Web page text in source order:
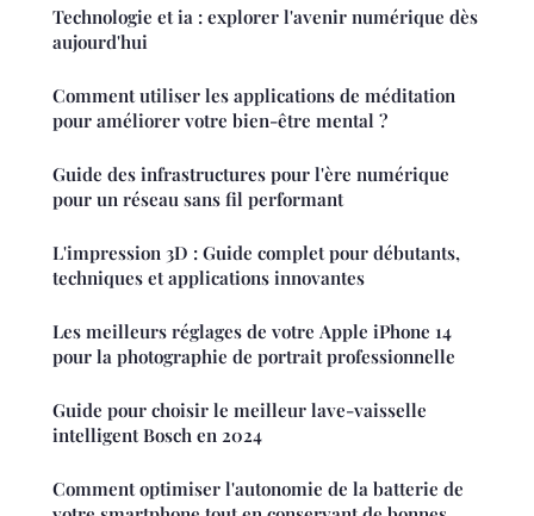
Technologie et ia : explorer l'avenir numérique dès
aujourd'hui
Comment utiliser les applications de méditation
pour améliorer votre bien-être mental ?
Guide des infrastructures pour l'ère numérique
pour un réseau sans fil performant
L'impression 3D : Guide complet pour débutants,
techniques et applications innovantes
Les meilleurs réglages de votre Apple iPhone 14
pour la photographie de portrait professionnelle
Guide pour choisir le meilleur lave-vaisselle
intelligent Bosch en 2024
Comment optimiser l'autonomie de la batterie de